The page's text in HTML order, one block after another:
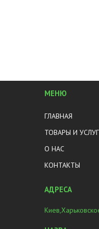
МЕНЮ
ГЛАВНАЯ
ТОВАРЫ И
О НАС
КОНТАКТЫ